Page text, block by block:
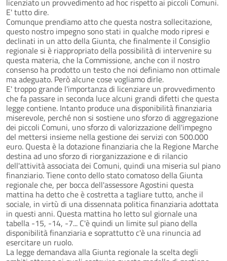
E' tutto dire.
Comunque prendiamo atto che questa nostra sollecitazione,
questo nostro impegno sono stati in qualche modo ripresi e
declinati in un atto della Giunta, che finalmente il Consiglio
regionale si è riappropriato della possibilità di intervenire su
questa materia, che la Commissione, anche con il nostro
consenso ha prodotto un testo che noi definiamo non ottimale
ma adeguato. Però alcune cose vogliamo dirle.
E' troppo grande l'importanza di licenziare un provvedimento
che fa passare in seconda luce alcuni grandi difetti che questa
legge contiene. Intanto produce una disponibilità finanziaria
miserevole, perché non si sostiene uno sforzo di aggregazione
dei piccoli Comuni, uno sforzo di valorizzazione dell'impegno
del mettersi insieme nella gestione dei servizi con 500.000
euro. Questa è la dotazione finanziaria che la Regione Marche
destina ad uno sforzo di riorganizzazione e di rilancio
dell'attività associata dei Comuni, quindi una miseria sul piano
finanziario. Tiene conto dello stato comatoso della Giunta
regionale che, per bocca dell'assessore Agostini questa
mattina ha detto che è costretta a tagliare tutto, anche il
sociale, in virtù di una dissennata politica finanziaria adottata
in questi anni. Questa mattina ho letto sul giornale una
tabella -15, -14, -7... C'è quindi un limite sul piano della
disponibilità finanziaria e soprattutto c'è una rinuncia ad
esercitare un ruolo.
La legge demandava alla Giunta regionale la scelta degli